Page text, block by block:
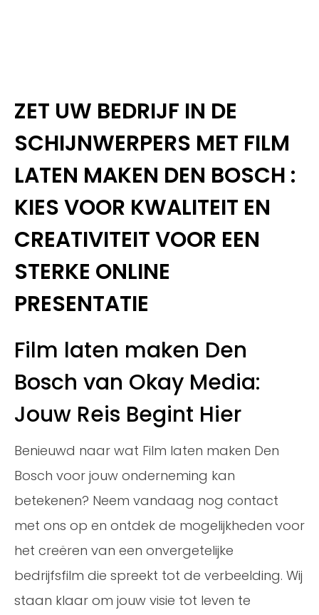
ZET UW BEDRIJF IN DE
SCHIJNWERPERS MET FILM
LATEN MAKEN DEN BOSCH :
KIES VOOR KWALITEIT EN
CREATIVITEIT VOOR EEN
STERKE ONLINE
PRESENTATIE
Film laten maken Den
Bosch van Okay Media:
Jouw Reis Begint Hier
Benieuwd naar wat Film laten maken Den
Bosch voor jouw onderneming kan
betekenen? Neem vandaag nog contact
met ons op en ontdek de mogelijkheden voor
het creëren van een onvergetelijke
bedrijfsfilm die spreekt tot de verbeelding. Wij
staan klaar om jouw visie tot leven te